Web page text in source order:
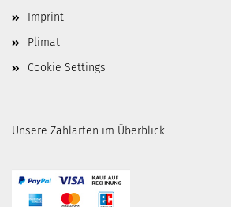
Imprint
Plimat
Cookie Settings
Unsere Zahlarten im Überblick: